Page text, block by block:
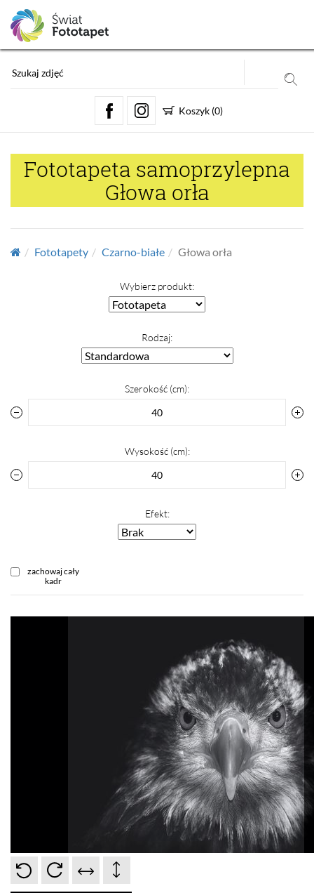
Koszyk (0)
Fototapeta samoprzylepna
Głowa orła
Fototapety Czarno-białe Głowa orła
Wybierz produkt:
Rodzaj:
Szerokość (cm):
Wysokość (cm):
Efekt:
zachowaj cały
kadr